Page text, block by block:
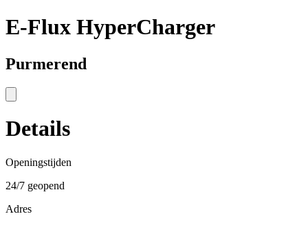
E-Flux HyperCharger
Purmerend
Details
Openingstijden
24/7 geopend
Adres